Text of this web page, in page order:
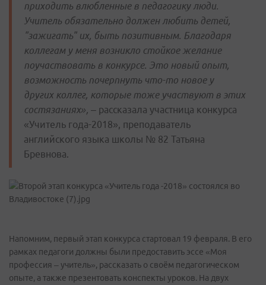
приходить влюбленные в педагогику люди.
Учитель обязательно должен любить детей,
"зажигать" их, быть позитивным. Благодаря
коллегам у меня возникло стойкое желание
поучаствовать в конкурсе. Это новый опыт,
возможность почерпнуть что-то новое у
других коллег, которые тоже участвуют в этих
состязаниях», – рассказала участница конкурса
«Учитель года-2018», преподаватель
английского языка школы № 82 Татьяна
Бревнова.
Напомним, первый этап конкурса стартовал 19 февраля. В его
рамках педагоги должны были предоставить эссе «Моя
профессия – учитель», рассказать о своём педагогическом
опыте, а также презентовать конспекты уроков. На двух